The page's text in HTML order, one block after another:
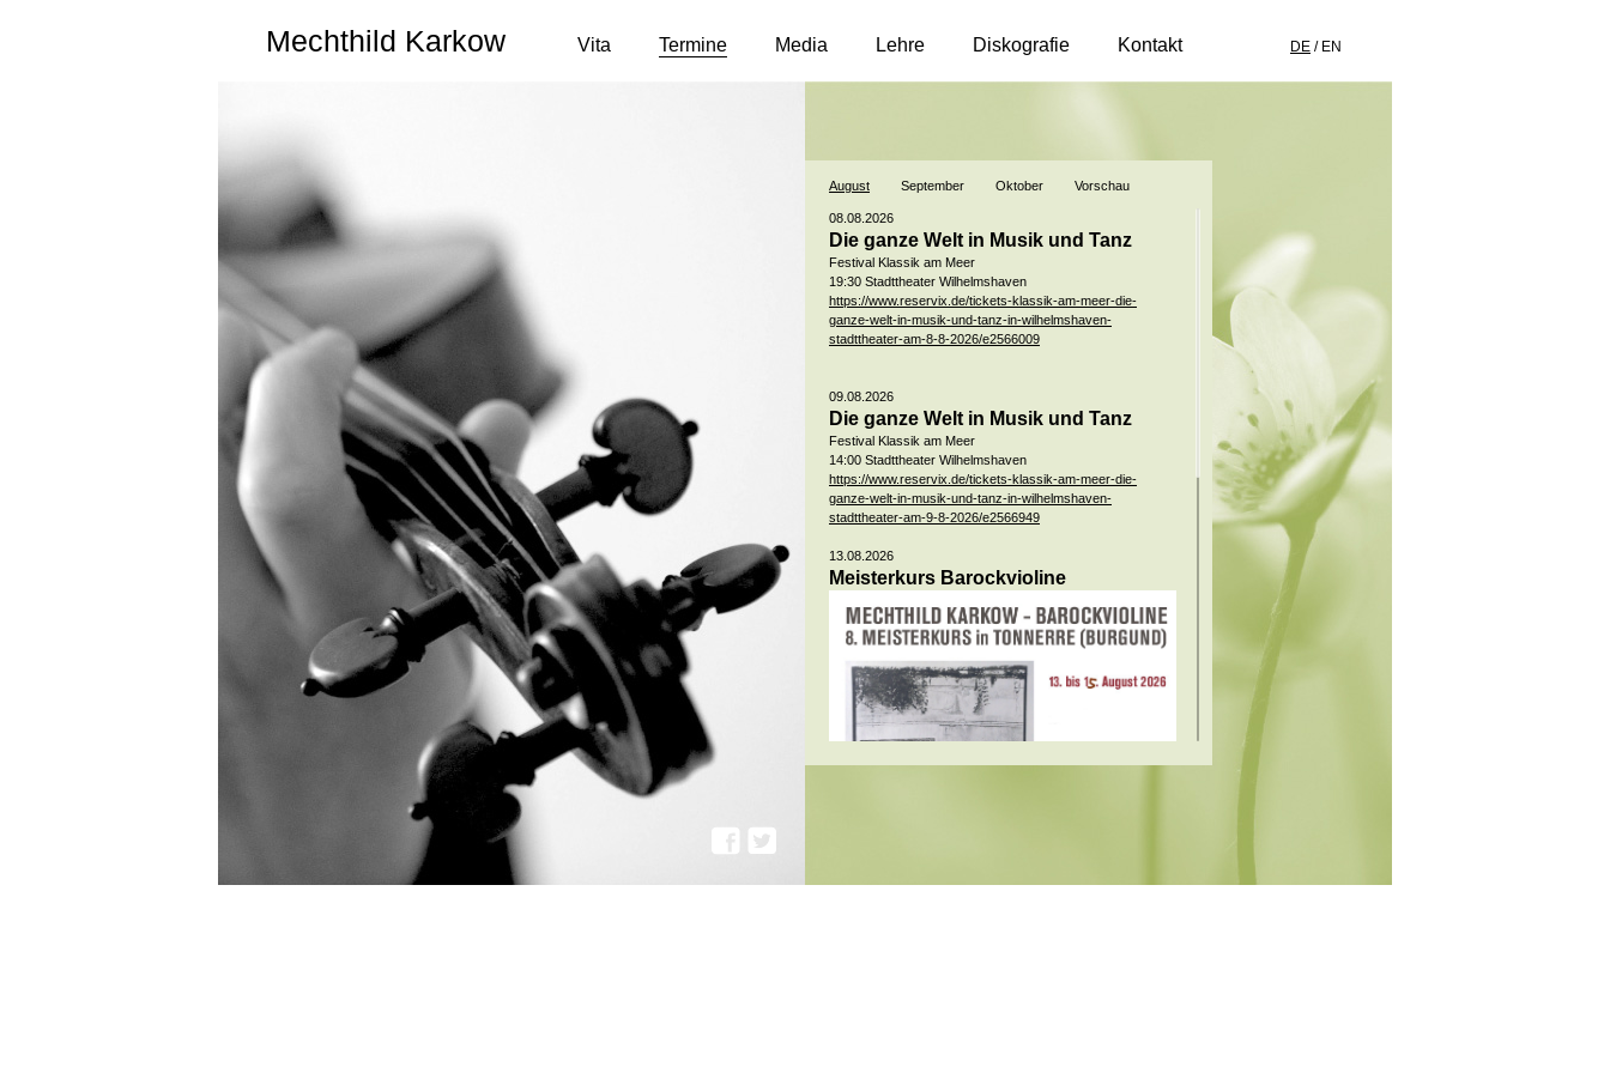
Mechthild Karkow DE / EN
Vita Termine Media Lehre Diskografie Kontakt
August September Oktober Vorschau
08.08.2026
Die ganze Welt in Musik und Tanz
Festival Klassik am Meer
19:30 Stadttheater Wilhelmshaven
https://www.reservix.de/tickets-klassik-am-meer-die-
ganze-welt-in-musik-und-tanz-in-wilhelmshaven-
stadttheater-am-8-8-2026/e2566009
09.08.2026
Die ganze Welt in Musik und Tanz
Festival Klassik am Meer
14:00 Stadttheater Wilhelmshaven
https://www.reservix.de/tickets-klassik-am-meer-die-
ganze-welt-in-musik-und-tanz-in-wilhelmshaven-
stadttheater-am-9-8-2026/e2566949
13.08.2026
Meisterkurs Barockvioline